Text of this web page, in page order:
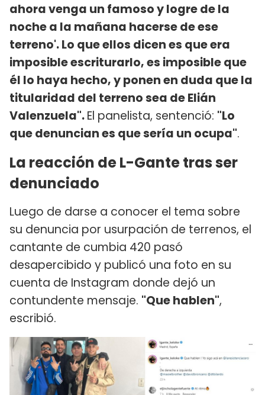
ahora venga un famoso y logre de la
noche a la mañana hacerse de ese
terreno'. Lo que ellos dicen es que era
imposible escriturarlo, es imposible que
él lo haya hecho, y ponen en duda que la
titularidad del terreno sea de Elián
Valenzuela".El panelista, sentenció: "Lo
que denuncian es que sería un ocupa".
La reacción de L-Gante tras ser
denunciado
Luego de darse a conocer el tema sobre
su denuncia por usurpación de terrenos, el
cantante de cumbia 420 pasó
desapercibido y publicó una foto en su
cuenta de Instagram donde dejó un
contundente mensaje. "Que hablen",
escribió.